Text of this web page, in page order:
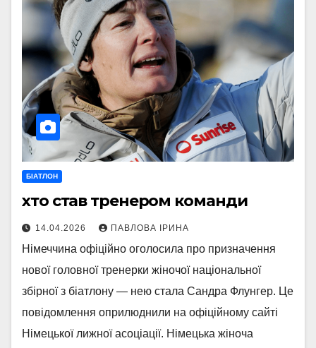
БІАТЛОН
хто став тренером команди
14.04.2026 ПАВЛОВА ІРИНА
Німеччина офіційно оголосила про призначення
нової головної тренерки жіночої національної
збірної з біатлону — нею стала Сандра Флунгер. Це
повідомлення оприлюднили на офіційному сайті
Німецької лижної асоціації. Німецька жіноча